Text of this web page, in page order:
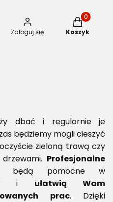
Zaloguj się
Produkty
Koszyk
dbać i regularnie je
będziemy mogli cieszyć
zieloną trawą czy
Profesjonalne
będą pomocne w
i ułatwią Wam
prac. Dzięki